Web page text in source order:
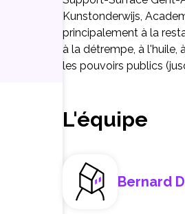
Kunstonderwijs,
principalement à la
à la détrempe, à l'huile,
les pouvoirs publics
L'équipe
Bernard